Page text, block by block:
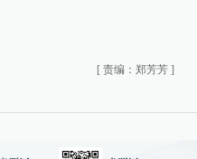
[ 责编：郑芳芳 ]